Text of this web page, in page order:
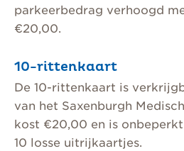
parkeerbedrag verhoogd
€20,00.
10-rittenkaart
De 10-rittenkaart is
van het Saxenburgh
kost €20,00 en is
10 losse uitrijkaartjes.